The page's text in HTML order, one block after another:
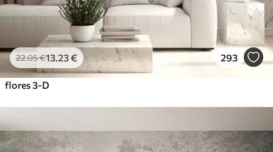
22.05€13 .23€ 293
flores 3-D